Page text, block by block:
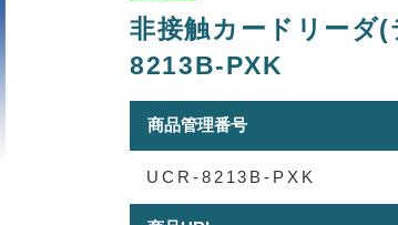
非接触カードリーダ
8213B-PXK
商品管理番号
UCR-8213B-PXK